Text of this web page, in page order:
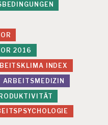
2016
INDEX
ARBEITSMEDIZIN